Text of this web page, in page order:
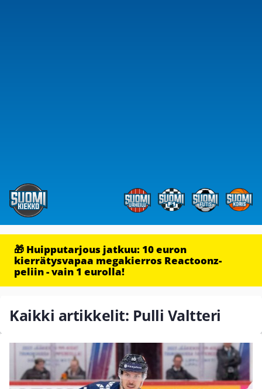
🎁 Huipputarjous jatkuu: 10 euron
kierrätysvapaa megakierros Reactoonz-
peliin - vain 1 eurolla!
Kaikki artikkelit: Pulli Valtteri